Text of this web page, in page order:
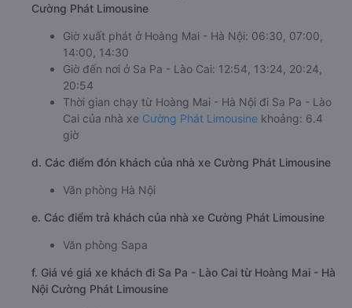
Cường Phát Limousine
Giờ xuất phát ở Hoàng Mai - Hà Nội: 06:30, 07:00,
14:00, 14:30
Giờ đến nơi ở Sa Pa - Lào Cai: 12:54, 13:24, 20:24,
20:54
Thời gian chạy từ Hoàng Mai - Hà Nội đi Sa Pa - Lào
Cai của nhà xe Cường Phát Limousine khoảng: 6.4
giờ
d. Các điểm đón khách của nhà xe Cường Phát Limousine
Văn phòng Hà Nội
e. Các điểm trả khách của nhà xe Cường Phát Limousine
Văn phòng Sapa
f. Giá vé giá xe khách đi Sa Pa - Lào Cai từ Hoàng Mai - Hà
Nội Cường Phát Limousine